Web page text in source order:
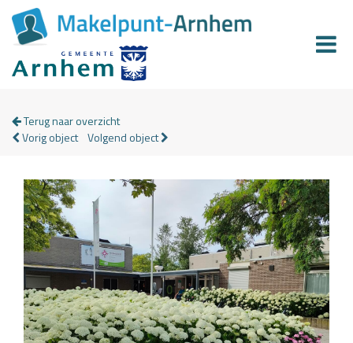
Terug naar overzicht
Vorig object Volgend object